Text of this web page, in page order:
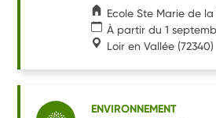
Ecole Ste Marie de
À partir du 1
Loir en Vallée (72340)
ENVIRONNEMENT